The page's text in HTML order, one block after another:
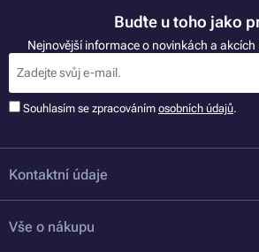
Buďte u toho jako
Nejnovější informace o novinkách a
Souhlasím se zpracováním osobních údajů.
Kontaktní údaje
Vše o nákupu